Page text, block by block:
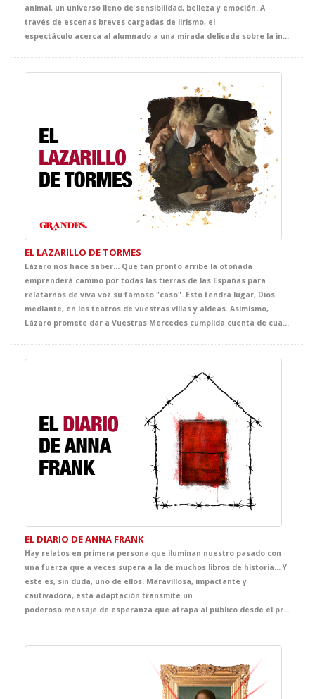
animal, un universo lleno de sensibilidad, belleza y emoción. A
través de escenas breves cargadas de lirismo, el
espectáculo acerca al alumnado a una mirada delicada sobre la infancia, la naturaleza, la amistad y la vida cotidiana, convirtiendo el escenario en un espacio de asombro, ternura y descubrimiento.
EL LAZARILLO DE TORMES
Lázaro nos hace saber… Que tan pronto arribe la otoñada
emprenderá camino por todas las tierras de las Españas para
relatarnos de viva voz su famoso "caso". Esto tendrá lugar, Dios
mediante, en los teatros de vuestras villas y aldeas. Asimismo,
Lázaro promete dar a Vuestras Mercedes cumplida cuenta de cuantas fortunas y adversidades le acontecieron, bien es verdad que pocas y breves fueron las primeras y cuantiosas y muy penosas las segundas. Lázaro confía que del conocimiento de tan triste y divertida historia sepan extraer Vuestras Mercedes y, muy principalmente, vuestros discípulos, tanto el buen juicio que les ayude a evitar los malos senderos y los malos compañeros, como la cristiana compasión y la inmerecida generosidad que precisa su muy hambrienta persona. Quedando agradecido de ser considerado dentro del ciclo GRANDES, con tan notables figuras.
EL DIARIO DE ANNA FRANK
Hay relatos en primera persona que iluminan nuestro pasado con
una fuerza que a veces supera a la de muchos libros de historia… Y
este es, sin duda, uno de ellos. Maravillosa, impactante y
cautivadora, esta adaptación transmite un
poderoso mensaje de esperanza que atrapa al público desde el primer instante. Llena de ternura, emoción y sensibilidad, ofrece al alumnado una oportunidad única para adentrarse en la mirada de Anna, una joven vital, inteligente y curiosa, y acercarse, desde la experiencia teatral, a uno de los episodios más sobrecogedores de la historia contemporánea.